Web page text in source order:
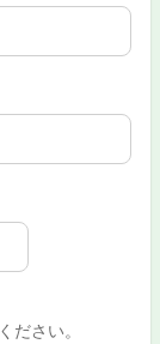
ださい。